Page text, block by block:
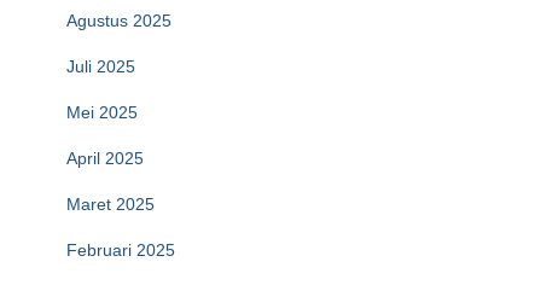
Agustus 2025
Juli 2025
Mei 2025
April 2025
Maret 2025
Februari 2025